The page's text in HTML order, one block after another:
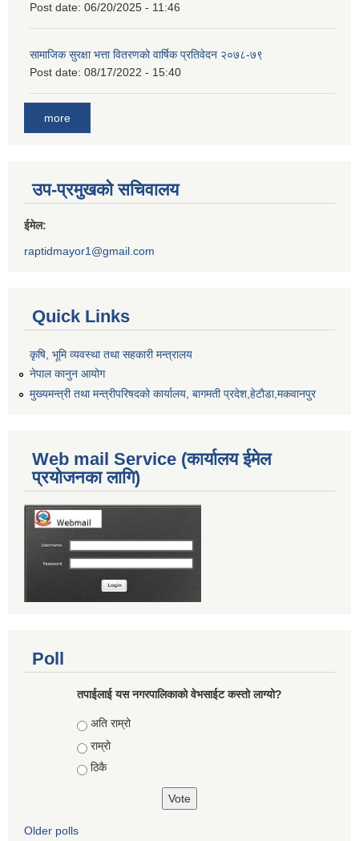
Post date: 06/20/2025 - 11:46
सामाजिक सुरक्षा भत्ता वितरणको वार्षिक प्रतिवेदन २०७८-७९
Post date: 08/17/2022 - 15:40
more
उप-प्रमुखको सचिवालय
ईमेल:
raptidmayor1@gmail.com
Quick Links
कृषि, भूमि व्यवस्था तथा सहकारी मन्त्रालय
नेपाल कानुन आयोग
मुख्यमन्त्री तथा मन्त्रीपरिषदको कार्यालय, बागमती प्रदेश,हेटाैडा,मकवानपुर
Web mail Service (कार्यालय ईमेल
प्रयोजनका लागि)
Poll
तपाईलाई यस नगरपालिकाको वेभसाईट कस्तो लाग्यो?
Choices
अति राम्रो
राम्रो
ठिकै
Older polls